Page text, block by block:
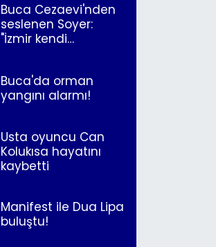
Buca Cezaevi'nden
seslenen Soyer:
"İzmir kendi
Buca'da orman
yangını alarmı!
Usta oyuncu Can
Kolukısa hayatını
kaybetti
Manifest ile Dua Lipa
buluştu!